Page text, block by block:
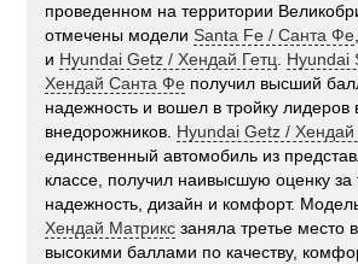
проведенном на территории
отмечены модели Santa Fe / Санта Фе
и Hyundai Getz / Хендай Гетц
Hyundai
Хендай Санта Фе получил высший
надежность и вошел в тройку лидеров
внедорожников. Hyundai Getz / Хендай
единственный автомобиль из
классе, получил наивысшую оценку за
надежность, дизайн и комфорт.
Хендай Матрикс заняла третье место
высокими баллами по качеству,